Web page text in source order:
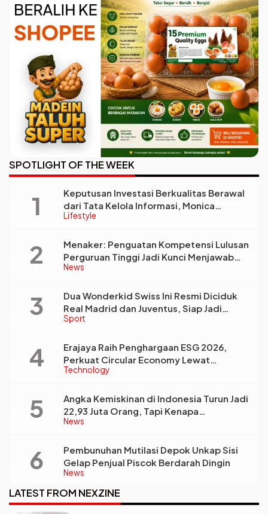
SPOTLIGHT OF THE WEEK
Lifestyle
Keputusan Investasi Berkualitas Berawal
dari Tata Kelola Informasi, Monica
Triyadi: Bukan Sekadar Analisis
News
Menaker: Penguatan Kompetensi Lulusan
Perguruan Tinggi Jadi Kunci Menjawab
Kebutuhan Dunia Kerja
Sport
Dua Wonderkid Swiss Ini Resmi Diciduk
Real Madrid dan Juventus, Siap Jadi
Bintang Baru Eropa
Technology
Erajaya Raih Penghargaan ESG 2026,
Perkuat Circular Economy Lewat
Pengelolaan Limbah Berkelanjutan
News
Angka Kemiskinan di Indonesia Turun Jadi
22,93 Juta Orang, Tapi Kenapa
Ketimpangan Desa dan Kota Malah Makin
News
Pembunuhan Mutilasi Depok Unkap Sisi
Gelap Penjual Piscok Berdarah Dingin
LATEST FROM NEXZINE